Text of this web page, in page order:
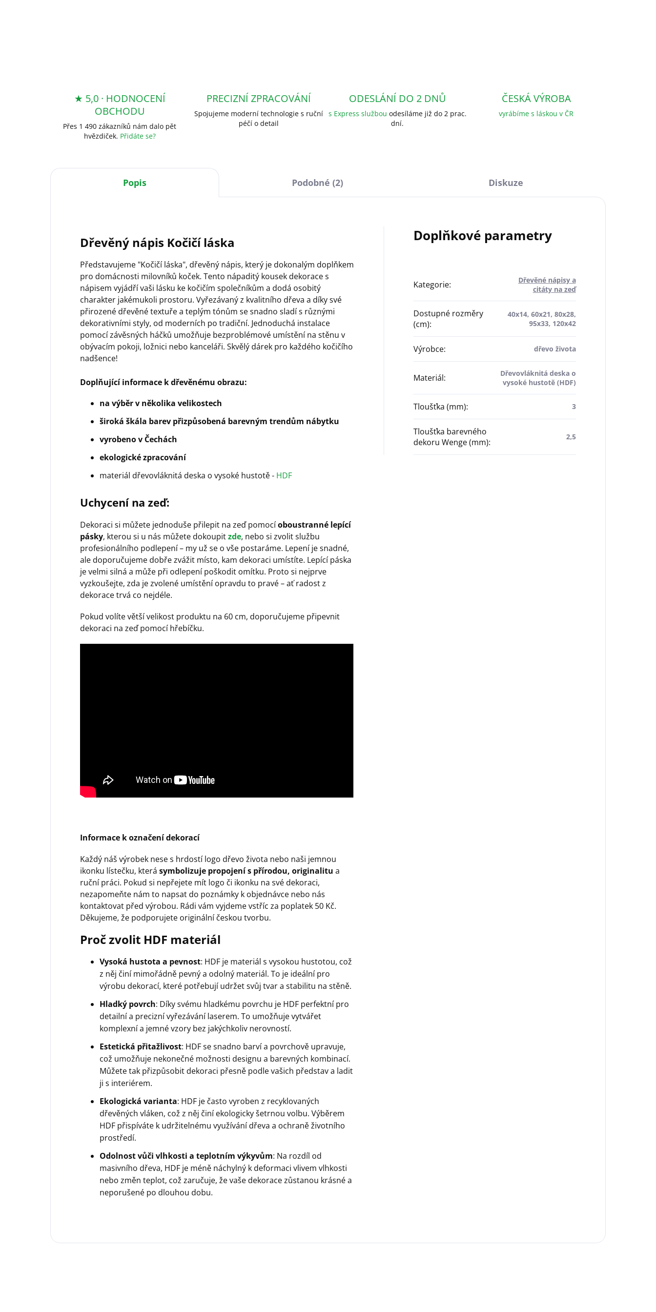
★ 5,0 · HODNOCENÍ
OBCHODU
Přes 1 490 zákazníků nám dalo pět
hvězdiček. Přidáte se?
PRECIZNÍ ZPRACOVÁNÍ
Spojujeme moderní technologie s ruční
péčí o detail
ODESLÁNÍ DO 2 DNŮ
s Express službou odesíláme již do 2 prac.
dní.
ČESKÁ VÝROBA
vyrábíme s láskou v ČR
Popis Podobné (2) Diskuze
Dřevěný nápis Kočičí láska
Představujeme "Kočičí láska", dřevěný nápis, který je dokonalým doplňkem
pro domácnosti milovníků koček. Tento nápaditý kousek dekorace s
nápisem vyjádří vaši lásku ke kočičím společníkům a dodá osobitý
charakter jakémukoli prostoru. Vyřezávaný z kvalitního dřeva a díky své
přirozené dřevěné textuře a teplým tónům se snadno sladí s různými
dekorativními styly, od moderních po tradiční. Jednoduchá instalace
pomocí závěsných háčků umožňuje bezproblémové umístění na stěnu v
obývacím pokoji, ložnici nebo kanceláři. Skvělý dárek pro každého kočičího
nadšence!
Doplňující informace k dřevěnému obrazu:
na výběr v několika velikostech
široká škála barev přizpůsobená barevným trendům nábytku
vyrobeno v Čechách
ekologické zpracování
materiál dřevovláknitá deska o vysoké hustotě - HDF
Uchycení na zeď:
Dekoraci si můžete jednoduše přilepit na zeď pomocíoboustranné lepící
pásky, kterou si u nás můžete dokoupitzde, nebo si zvolit službu
profesionálního podlepení – my už se o vše postaráme. Lepení je snadné,
ale doporučujeme dobře zvážit místo, kam dekoraci umístíte. Lepící páska
je velmi silná a může při odlepení poškodit omítku. Proto si nejprve
vyzkoušejte, zda je zvolené umístění opravdu to pravé – ať radost z
dekorace trvá co nejdéle.
Pokud volíte větší velikost produktu na 60 cm, doporučujeme připevnit
dekoraci na zeď pomocí hřebíčku.
Informace k označení dekorací
Každý náš výrobek nese s hrdostí logo dřevo života nebo naši jemnou
ikonku lístečku, která symbolizuje propojení s přírodou, originalitu a
ruční práci. Pokud si nepřejete mít logo či ikonku na své dekoraci,
nezapomeňte nám to napsat do poznámky k objednávce nebo nás
kontaktovat před výrobou. Rádi vám vyjdeme vstříc za poplatek 50 Kč.
Děkujeme, že podporujete originální českou tvorbu.
Proč zvolit HDF materiál
Vysoká hustota a pevnost: HDF je materiál s vysokou hustotou, což
z něj činí mimořádně pevný a odolný materiál. To je ideální pro
výrobu dekorací, které potřebují udržet svůj tvar a stabilitu na stěně.
Hladký povrch: Díky svému hladkému povrchu je HDF perfektní pro
detailní a precizní vyřezávání laserem. To umožňuje vytvářet
komplexní a jemné vzory bez jakýchkoliv nerovností.
Estetická přitažlivost: HDF se snadno barví a povrchově upravuje,
což umožňuje nekonečné možnosti designu a barevných kombinací.
Můžete tak přizpůsobit dekoraci přesně podle vašich představ a ladit
ji s interiérem.
Ekologická varianta: HDF je často vyroben z recyklovaných
dřevěných vláken, což z něj činí ekologicky šetrnou volbu. Výběrem
HDF přispíváte k udržitelnému využívání dřeva a ochraně životního
prostředí.
Odolnost vůči vlhkosti a teplotním výkyvům: Na rozdíl od
masivního dřeva, HDF je méně náchylný k deformaci vlivem vlhkosti
nebo změn teplot, což zaručuje, že vaše dekorace zůstanou krásné a
neporušené po dlouhou dobu.
Doplňkové parametry
Kategorie:
Dřevěné nápisy a
citáty na zeď
Dostupné rozměry
(cm):
40x14, 60x21, 80x28,
95x33, 120x42
Výrobce: dřevo života
Materiál:
Dřevovláknitá deska o
vysoké hustotě (HDF)
Tloušťka (mm): 3
Tloušťka barevného
dekoru Wenge (mm):
2,5